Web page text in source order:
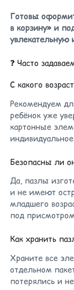
Готовы
в корзину» и
увлекательную
❓ Часто
С какого
Рекомендуем
ребёнок уже
картонные
Безопасны ли
Да, пазлы
и не имеют
младшего
под
Как хранить
Храните все
отдельном
потерялись и